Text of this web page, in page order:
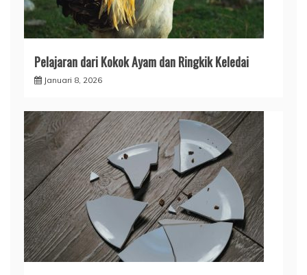
Pelajaran dari Kokok Ayam dan Ringkik Keledai
Januari 8, 2026